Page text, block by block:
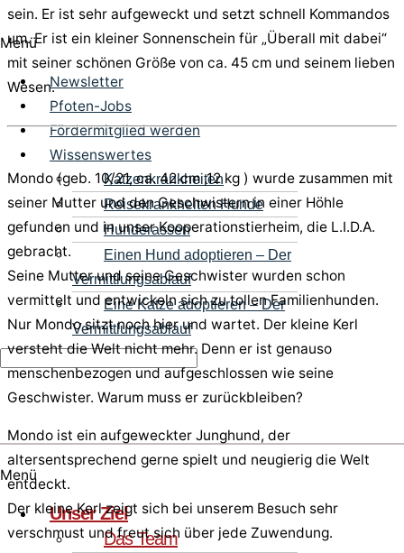
Menü
Newsletter
Pfoten-Jobs
Fördermitglied werden
Wissenswertes
Katzenkrankheiten
Reisekrankheiten Hunde
Hunderassen
Einen Hund adoptieren – Der
Vermittlungsablauf
Eine Katze adoptieren – Der
Vermittlungsablauf
Menü
Unser Ziel
Das Team
sein. Er ist sehr aufgeweckt und setzt schnell Kommandos
um. Er ist ein kleiner Sonnenschein für „Überall mit dabei“
mit seiner schönen Größe von ca. 45 cm und seinem lieben
Wesen.
Mondo (geb. 10/21, ca. 42 cm ,12 kg ) wurde zusammen mit
seiner Mutter und den Geschwistern in einer Höhle
gefunden und in unser Kooperationstierheim, die L.I.D.A.
gebracht.
Seine Mutter und seine Geschwister wurden schon
vermittelt und entwickeln sich zu tollen Familienhunden.
Nur Mondo sitzt noch hier und wartet. Der kleine Kerl
versteht die Welt nicht mehr. Denn er ist genauso
menschenbezogen und aufgeschlossen wie seine
Geschwister. Warum muss er zurückbleiben?
Mondo ist ein aufgeweckter Junghund, der
altersentsprechend gerne spielt und neugierig die Welt
entdeckt.
Der kleine Kerl zeigt sich bei unserem Besuch sehr
verschmust und freut sich über jede Zuwendung.